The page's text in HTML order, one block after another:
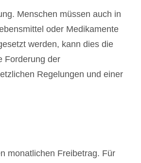
Menschen müssen auch in
oder Medikamente
werden, kann dies die
Forderung der
Regelungen und einer
monatlichen Freibetrag. Für